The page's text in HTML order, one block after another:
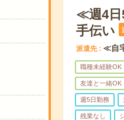
≪週4日
手伝い
派遣先 ≪自
職種未経験OK
友達と一緒OK
週5日勤務
残業なし